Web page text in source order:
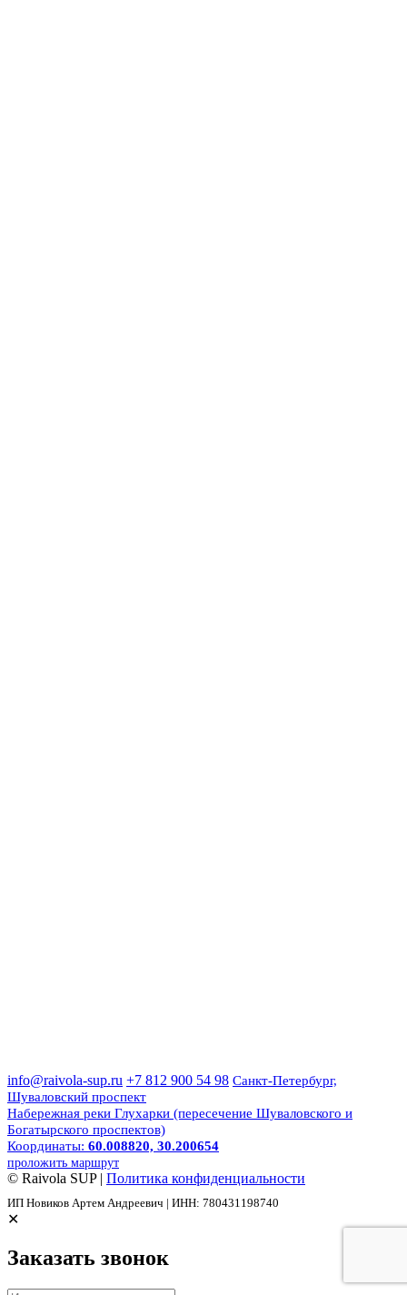
info@raivola-sup.ru +7 812 900 54 98 Санкт-Петербург,
Шуваловский проспект
Набережная реки Глухарки (пересечение Шуваловского и
Богатырского проспектов)
Координаты: 60.008820, 30.200654
проложить маршрут
© Raivola SUP | Политика конфиденциальности
ИП Новиков Артем Андреевич | ИНН: 780431198740
✕
Заказать звонок